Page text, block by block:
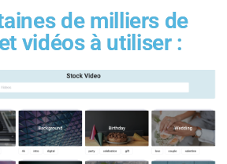
de milliers de
vidéos à utiliser :